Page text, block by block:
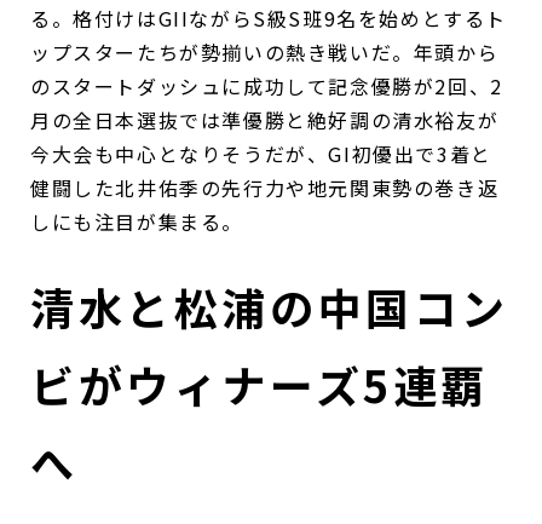
る。格付けはGIIながらS級S班9名を始めとするト
ップスターたちが勢揃いの熱き戦いだ。年頭から
のスタートダッシュに成功して記念優勝が2回、2
月の全日本選抜では準優勝と絶好調の清水裕友が
今大会も中心となりそうだが、GI初優出で3着と
健闘した北井佑季の先行力や地元関東勢の巻き返
しにも注目が集まる。
清水と松浦の中国コン
ビがウィナーズ5連覇
へ